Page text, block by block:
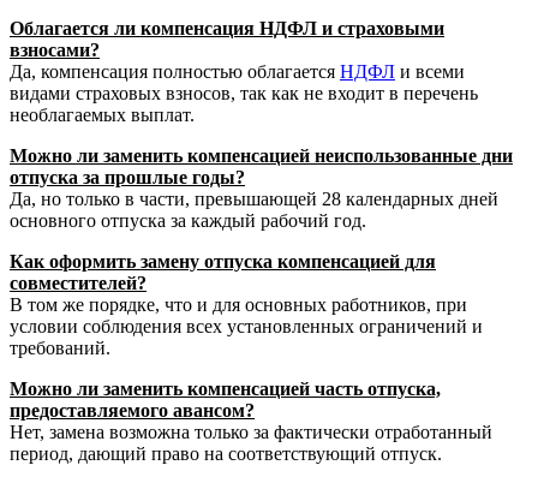
Облагается ли компенсация НДФЛ и страховыми
взносами?
Да, компенсация полностью облагается НДФЛ и всеми
видами страховых взносов, так как не входит в перечень
необлагаемых выплат.
Можно ли заменить компенсацией неиспользованные дни
отпуска за прошлые годы?
Да, но только в части, превышающей 28 календарных дней
основного отпуска за каждый рабочий год.
Как оформить замену отпуска компенсацией для
совместителей?
В том же порядке, что и для основных работников, при
условии соблюдения всех установленных ограничений и
требований.
Можно ли заменить компенсацией часть отпуска,
предоставляемого авансом?
Нет, замена возможна только за фактически отработанный
период, дающий право на соответствующий отпуск.